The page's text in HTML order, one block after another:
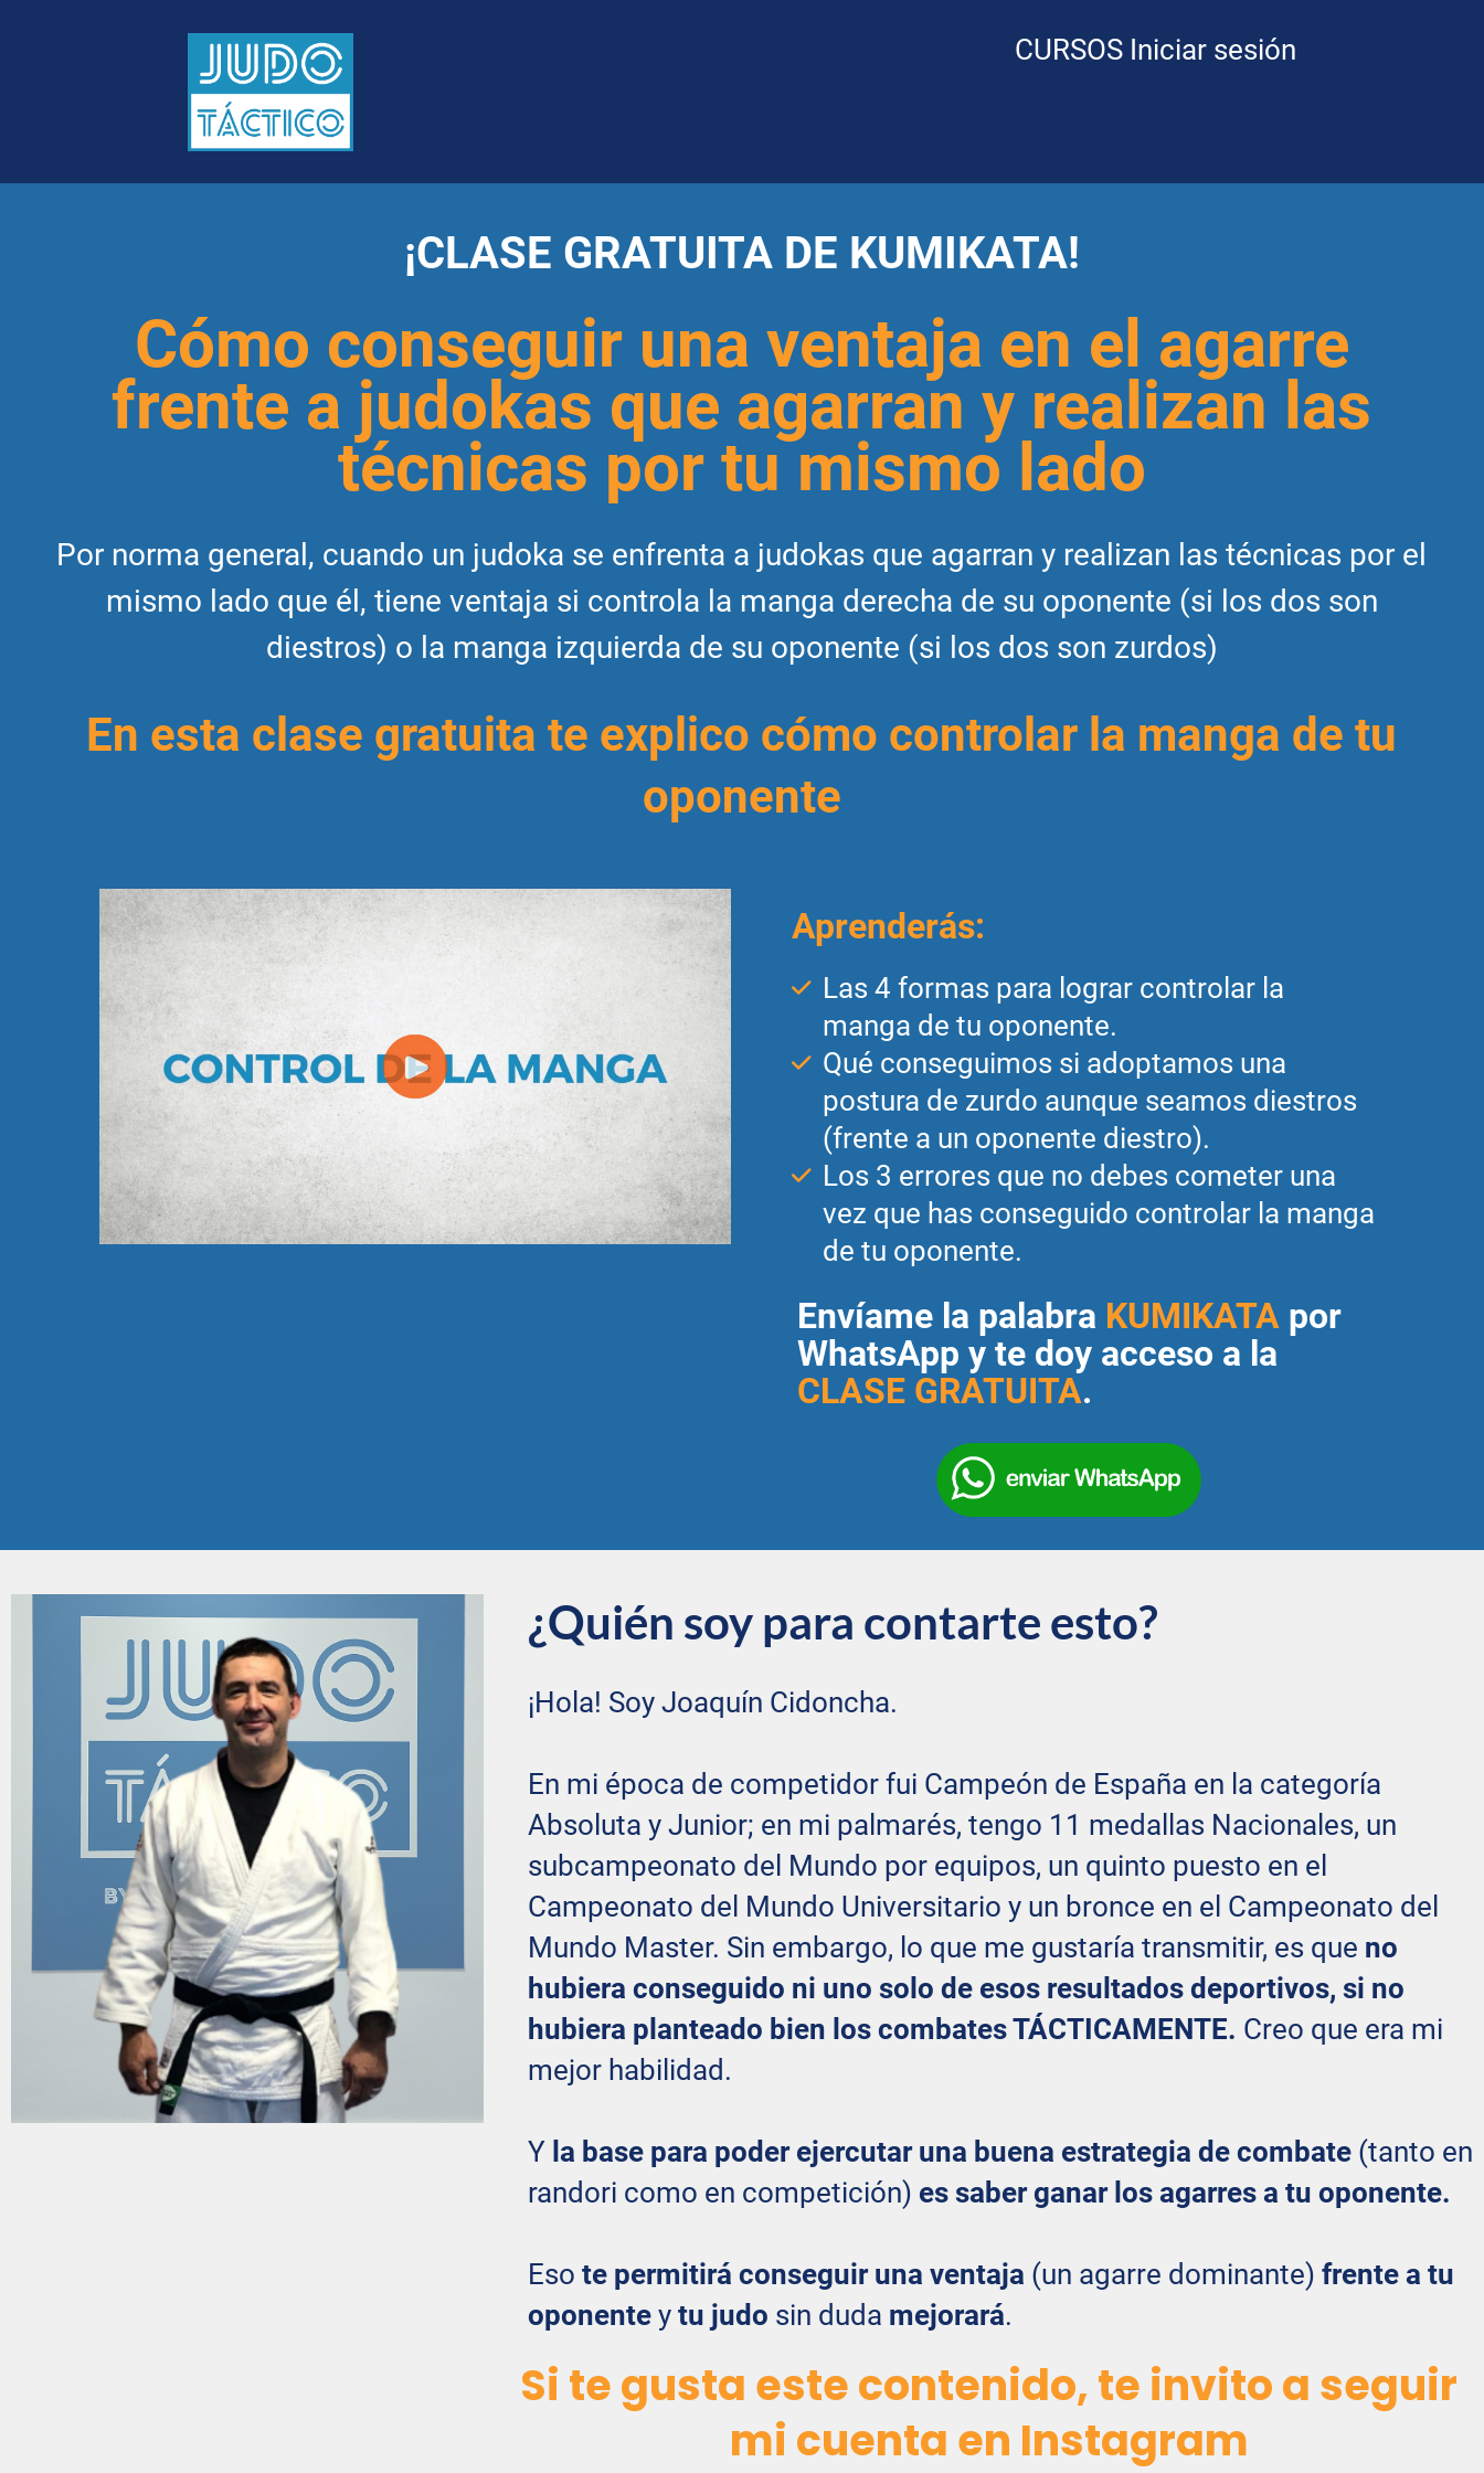
CURSOSIniciar sesión
¡CLASE GRATUITA DE KUMIKATA!
Cómo conseguir una ventaja en el agarre
frente a judokas que agarran y realizan las
técnicas por tu mismo lado
Por norma general, cuando un judoka se enfrenta a judokas que agarran y realizan las técnicas por el
mismo lado que él, tiene ventaja si controla la manga derecha de su oponente (si los dos son
diestros) o la manga izquierda de su oponente (si los dos son zurdos)
En esta clase gratuita te explico cómo controlar la manga de tu
oponente
Aprenderás:
Las 4 formas para lograr controlar la
manga de tu oponente.
Qué conseguimos si adoptamos una
postura de zurdo aunque seamos diestros
(frente a un oponente diestro).
Los 3 errores que no debes cometer una
vez que has conseguido controlar la manga
de tu oponente.
Envíame la palabra KUMIKATApor
WhatsApp y te doy acceso a la
CLASE GRATUITA.
¿Quién soy para contarte esto?
¡Hola! Soy Joaquín Cidoncha.
En mi época de competidor fui Campeón de España en la categoría
Absoluta y Junior; en mi palmarés, tengo 11 medallas Nacionales, un
subcampeonato del Mundo por equipos, un quinto puesto en el
Campeonato del Mundo Universitario y un bronce en el Campeonato del
Mundo Master. Sin embargo, lo que me gustaría transmitir, es que no
hubiera conseguido ni uno solo de esos resultados deportivos, si no
hubiera planteado bien los combates TÁCTICAMENTE. Creo que era mi
mejor habilidad.
Y la base para poder ejercutar una buena estrategia de combate (tanto en
randori como en competición) es saber ganar los agarres a tu oponente.
Eso te permitirá conseguir una ventaja (un agarre dominante) frente a tu
oponente y tu judo sin duda mejorará.
Si te gusta este contenido, te invito a seguir
mi cuenta en Instagram